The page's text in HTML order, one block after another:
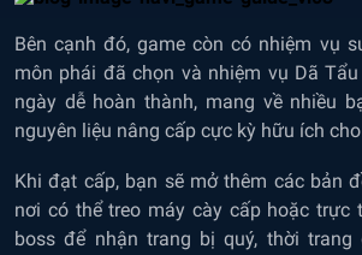
Bên cạnh đó, game còn có nhiệm vụ
môn phái đã chọn và nhiệm vụ Dã
ngày dễ hoàn thành, mang về nhiều
nguyên liệu nâng cấp cực kỳ hữu ích
Khi đạt cấp, bạn sẽ mở thêm các bản
nơi có thể treo máy cày cấp hoặc trực
boss để nhận trang bị quý, thời